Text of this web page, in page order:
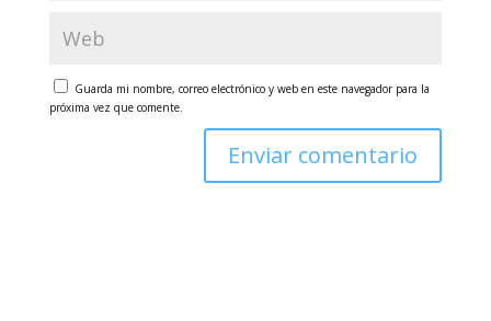
Guarda mi nombre, correo electrónico y web en este navegador para la
próxima vez que comente.